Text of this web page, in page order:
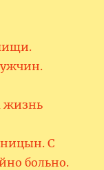
жизнь
С
больно.